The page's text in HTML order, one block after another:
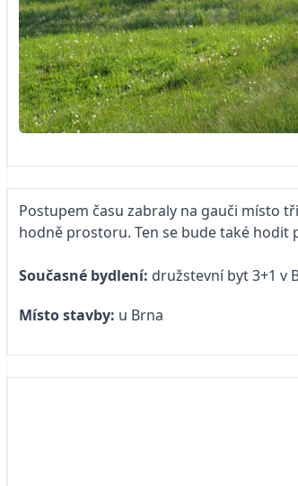
Postupem času zabraly na gauči místo
hodně prostoru. Ten se bude také hodit
Současné bydlení: družstevní byt 3+1 v
Místo stavby: u Brna